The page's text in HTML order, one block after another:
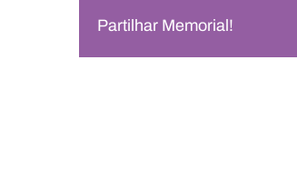
Partilhar Memorial!